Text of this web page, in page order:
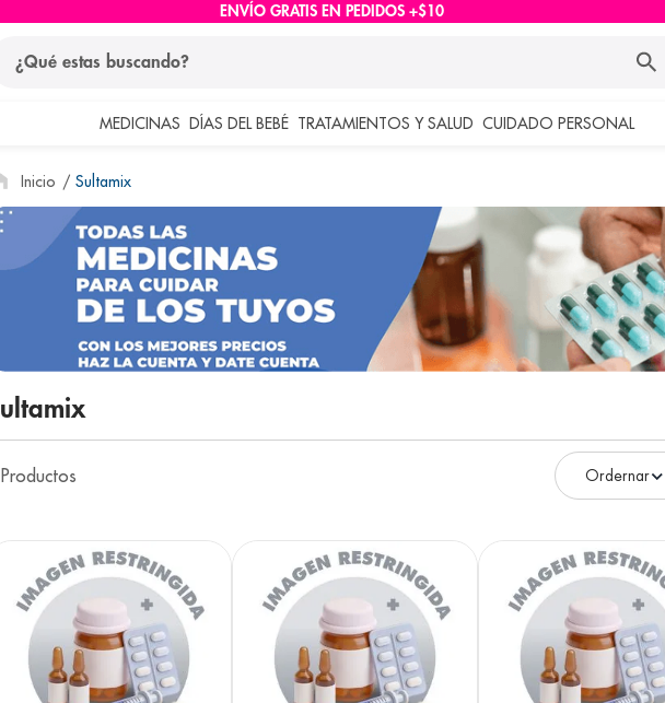
ENVÍO GRATIS EN PEDIDOS +$10
MEDICINAS DÍAS DEL BEBÉ TRATAMIENTOS Y SALUD CUIDADO PERSONAL
Sultamix
Sultamix
Productos
términos más buscados
1. protector solar
pañales
3 eucerin
cerave
nivea
7. shampoo